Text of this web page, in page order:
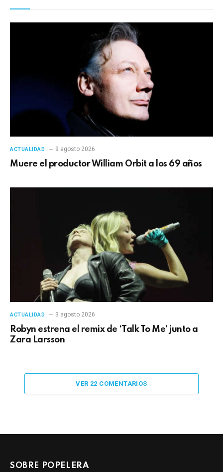
ACTUALIDAD 9 agosto 2026
Muere el productor William Orbit a los 69 años
ACTUALIDAD 3 agosto 2026
Robyn estrena el remix de ‘Talk To Me’ junto a
Zara Larsson
VER 22 COMENTARIOS
SOBRE POPELERA